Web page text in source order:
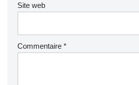
Site web
Commentaire *